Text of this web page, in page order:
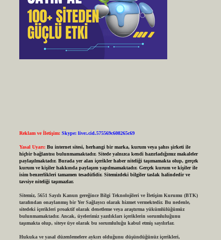
Reklam ve İletişim: Skype: live:.cid.575569c608265c69
Yasal Uyarı: Bu internet sitesi, herhangi bir marka, kurum veya şahıs şirketi ile
hiçbir bağlantısı bulunmamaktadır. Sitede yalnızca kendi hazırladığımız makaleler
paylaşılmaktadır. Burada yer alan içerikler haber niteliği taşımamakta olup, gerçek
kurum ve kişiler hakkında paylaşım yapılmamaktadır. Gerçek kurum ve kişiler ile
isim benzerlikleri tamamen tesadüfidir. Sitemizdeki bilgiler taslak halindedir ve
tavsiye niteliği taşımazlar.
Sitemiz, 5651 Sayılı Kanun gereğince Bilgi Teknolojileri ve İletişim Kurumu (BTK)
tarafından onaylanmış bir Yer Sağlayıcı olarak hizmet vermektedir. Bu nedenle,
sitedeki içerikleri proaktif olarak denetleme veya araştırma yükümlülüğümüz
bulunmamaktadır. Ancak, üyelerimiz yazdıkları içeriklerin sorumluluğunu
taşımakta olup, siteye üye olarak bu sorumluluğu kabul etmiş sayılırlar.
Hukuka ve yasal düzenlemelere aykırı olduğunu düşündüğünüz içerikleri,